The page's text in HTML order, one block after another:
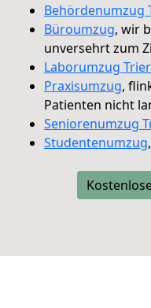
Behördenumzug
Büroumzug, wir
unversehrt zum
Laborumzug Trier
Praxisumzug,
Patienten nicht
Seniorenumzug
Studentenumzug